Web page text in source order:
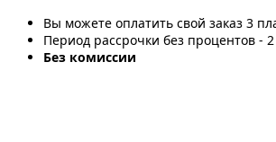
Вы можете оплатить свой заказ 3
Период рассрочки без процентов -
Без комиссии